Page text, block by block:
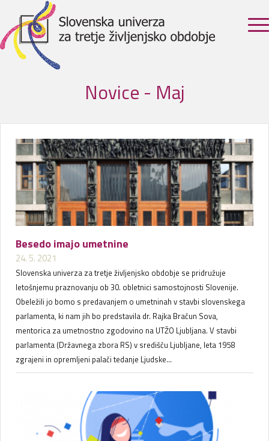
Novice - Maj
Besedo imajo umetnine
24. 5. 2021
Slovenska univerza za tretje življenjsko obdobje se pridružuje
letošnjemu praznovanju ob 30. obletnici samostojnosti Slovenije.
Obeležili jo bomo s predavanjem o umetninah v stavbi slovenskega
parlamenta, ki nam jih bo predstavila dr. Rajka Bračun Sova,
mentorica za umetnostno zgodovino na UTŽO Ljubljana. V stavbi
parlamenta (Državnega zbora RS) v središču Ljubljane, leta 1958
zgrajeni in opremljeni palači tedanje Ljudske...